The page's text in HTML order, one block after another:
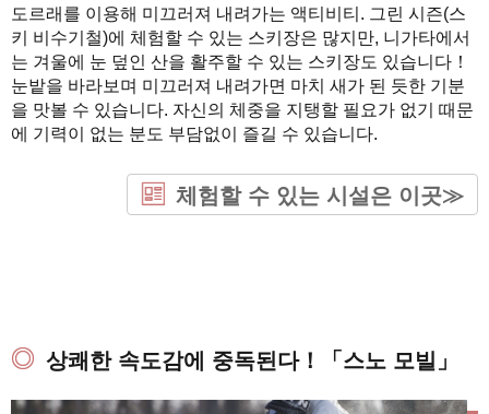
도르래를 이용해 미끄러져 내려가는 액티비티. 그린 시즌(스
키 비수기철)에 체험할 수 있는 스키장은 많지만, 니가타에서
는 겨울에 눈 덮인 산을 활주할 수 있는 스키장도 있습니다！
눈밭을 바라보며 미끄러져 내려가면 마치 새가 된 듯한 기분
을 맛볼 수 있습니다. 자신의 체중을 지탱할 필요가 없기 때문
에 기력이 없는 분도 부담없이 즐길 수 있습니다.
체험할 수 있는 시설은 이곳≫
상쾌한 속도감에 중독된다！「스노 모빌」